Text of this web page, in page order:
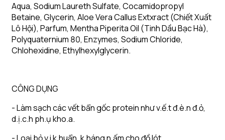
Aqua, Sodium Laureth Sulfate, Cocamidopropyl
Betaine, Glycerin, Aloe Vera Callus Extxract (Chiết Xuất
Lô Hội), Parfum, Mentha Piperita Oil (Tinh Dầu Bạc Hà),
Polyquaternium 80, Enzymes, Sodium Chloride,
Chlohexidine, Ethylhexylglycerin. ️
CÔNG DỤNG
- Làm sạch các vết bẩn gốc protein như v.ế.t đ.è.n đ.ỏ,
d.ị.c.h ph.ụ kho.a.